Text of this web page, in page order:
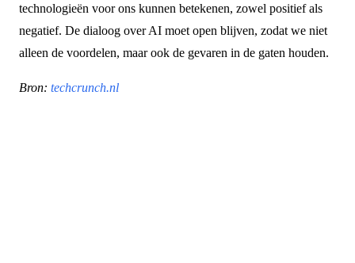
technologieën voor ons kunnen betekenen, zowel positief als
negatief. De dialoog over AI moet open blijven, zodat we niet
alleen de voordelen, maar ook de gevaren in de gaten houden.
Bron: techcrunch.nl